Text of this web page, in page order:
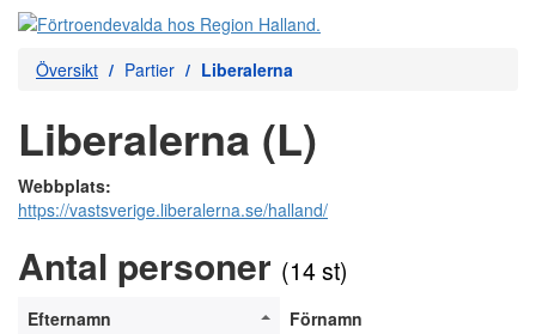
Översikt Partier Liberalerna
Liberalerna (L)
Webbplats:
https://vastsverige.liberalerna.se/halland/
Antal personer (14 st)
Efternamn
Förnamn